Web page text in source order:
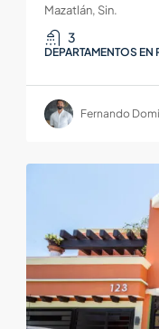
Mazatlán, Sin.
3
DEPARTAMENTOS EN
Fernando